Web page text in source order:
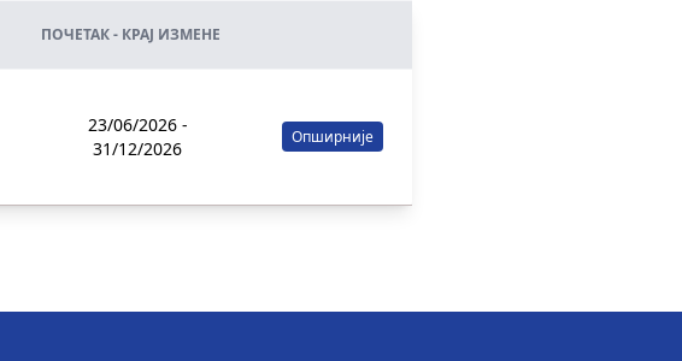
ПОЧЕТАК - КРАЈ ИЗМЕНЕ
23/06/2026 -
31/12/2026
Опширније